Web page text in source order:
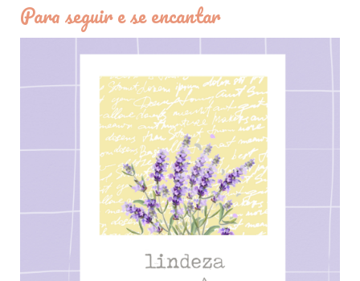
Para seguir e se encantar